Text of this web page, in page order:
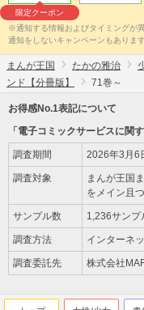
限定クーポン
※通知する情報およびタイミングが
通知をしないキャンペーンもありま
まんが王国 たかの雅治
ンド【分冊版】
71巻～
お得感No.1表記について
「電子コミックサービスに関
調査期間 2026年3月6
調査対象
まんが王国
をメイン且
サンプル数 1,236サンプ
調査方法 インターネ
調査委託先 株式会社